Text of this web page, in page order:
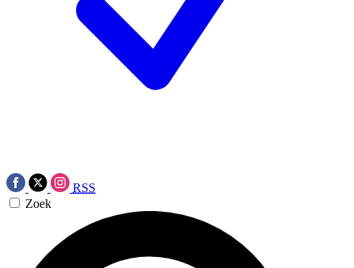
RSS
Zoek